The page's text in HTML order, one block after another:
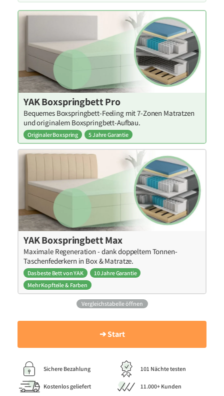
YAK Boxspringbett Pro
Bequemes Boxspringbett-Feeling mit 7-Zonen Matratzen
und originalem Boxspringbett-Aufbau.
Originaler Boxspring 5 Jahre Garantie
YAK Boxspringbett Max
Maximale Regeneration - dank doppeltem Tonnen-
Taschenfederkern in Box & Matratze.
Das beste Bett von YAK
10 Jahre Garantie
Mehr Kopfteile & Farben
Vergleichstabelle öffnen
➔ Start
Sichere Bezahlung 101 Nächte testen
Kostenlos geliefert 11.000+ Kunden